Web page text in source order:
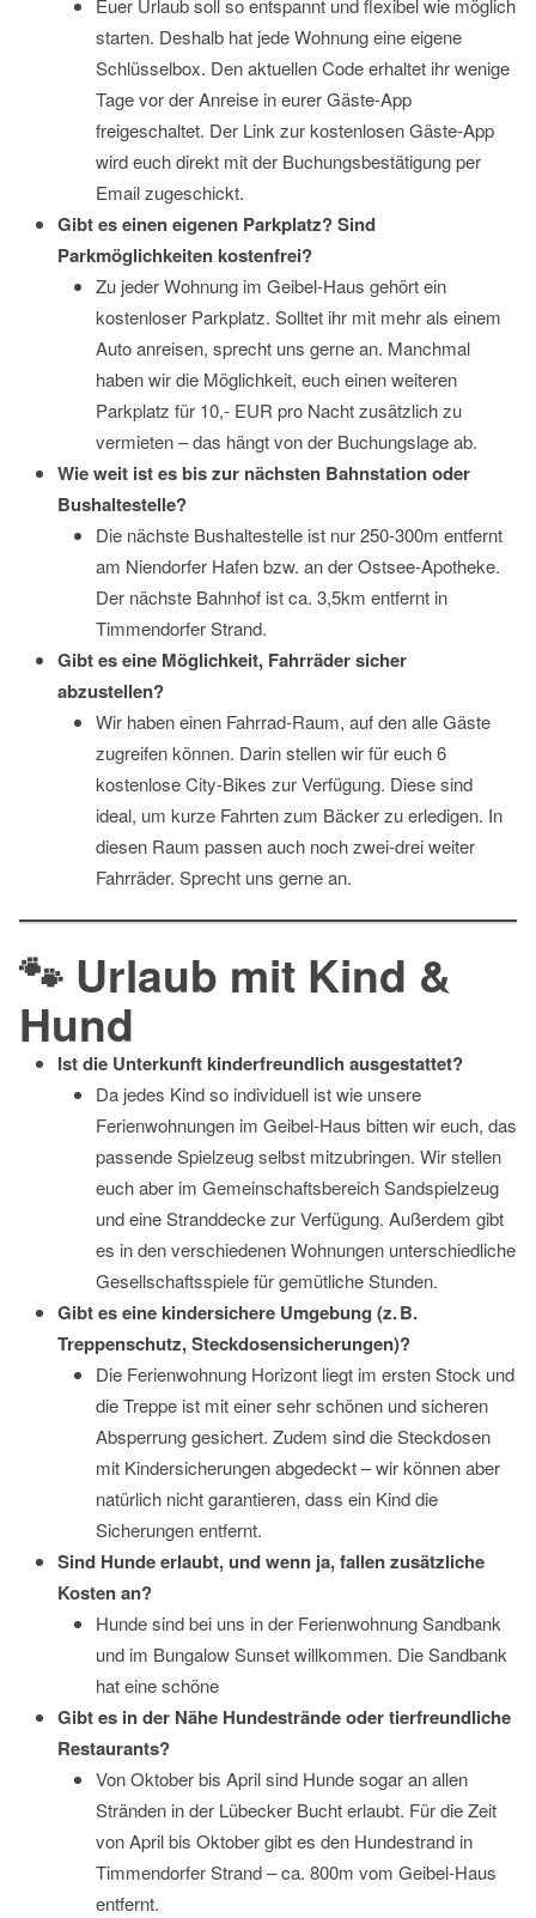
Euer Urlaub soll so entspannt und flexibel wie möglich
starten. Deshalb hat jede Wohnung eine eigene
Schlüsselbox. Den aktuellen Code erhaltet ihr wenige
Tage vor der Anreise in eurer Gäste-App
freigeschaltet. Der Link zur kostenlosen Gäste-App
wird euch direkt mit der Buchungsbestätigung per
Email zugeschickt.
Gibt es einen eigenen Parkplatz? Sind
Parkmöglichkeiten kostenfrei?
Zu jeder Wohnung im Geibel-Haus gehört ein
kostenloser Parkplatz. Solltet ihr mit mehr als einem
Auto anreisen, sprecht uns gerne an. Manchmal
haben wir die Möglichkeit, euch einen weiteren
Parkplatz für 10,- EUR pro Nacht zusätzlich zu
vermieten – das hängt von der Buchungslage ab.
Wie weit ist es bis zur nächsten Bahnstation oder
Bushaltestelle?
Die nächste Bushaltestelle ist nur 250-300m entfernt
am Niendorfer Hafen bzw. an der Ostsee-Apotheke.
Der nächste Bahnhof ist ca. 3,5km entfernt in
Timmendorfer Strand.
Gibt es eine Möglichkeit, Fahrräder sicher
abzustellen?
Wir haben einen Fahrrad-Raum, auf den alle Gäste
zugreifen können. Darin stellen wir für euch 6
kostenlose City-Bikes zur Verfügung. Diese sind
ideal, um kurze Fahrten zum Bäcker zu erledigen. In
diesen Raum passen auch noch zwei-drei weiter
Fahrräder. Sprecht uns gerne an.
🐾 Urlaub mit Kind &
Hund
Ist die Unterkunft kinderfreundlich ausgestattet?
Da jedes Kind so individuell ist wie unsere
Ferienwohnungen im Geibel-Haus bitten wir euch, das
passende Spielzeug selbst mitzubringen. Wir stellen
euch aber im Gemeinschaftsbereich Sandspielzeug
und eine Stranddecke zur Verfügung. Außerdem gibt
es in den verschiedenen Wohnungen unterschiedliche
Gesellschaftsspiele für gemütliche Stunden.
Gibt es eine kindersichere Umgebung (z. B.
Treppenschutz, Steckdosensicherungen)?
Die Ferienwohnung Horizont liegt im ersten Stock und
die Treppe ist mit einer sehr schönen und sicheren
Absperrung gesichert. Zudem sind die Steckdosen
mit Kindersicherungen abgedeckt – wir können aber
natürlich nicht garantieren, dass ein Kind die
Sicherungen entfernt.
Sind Hunde erlaubt, und wenn ja, fallen zusätzliche
Kosten an?
Hunde sind bei uns in der Ferienwohnung Sandbank
und im Bungalow Sunset willkommen. Die Sandbank
hat eine schöne
Gibt es in der Nähe Hundestrände oder tierfreundliche
Restaurants?
Von Oktober bis April sind Hunde sogar an allen
Stränden in der Lübecker Bucht erlaubt. Für die Zeit
von April bis Oktober gibt es den Hundestrand in
Timmendorfer Strand – ca. 800m vom Geibel-Haus
entfernt.